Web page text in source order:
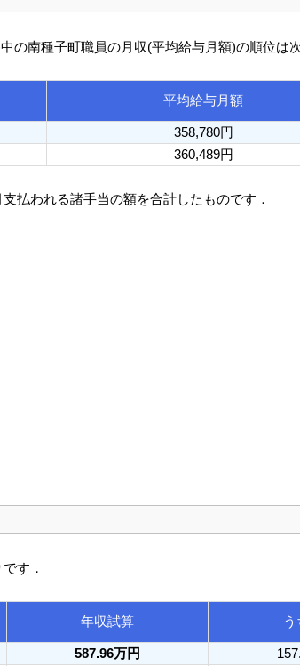
の南種子町職員の月収(平均給与月額)の順位は
平均給与月額
358,780円
360,489円
払われる諸手当の額を合計したものです．
す．
年収試算
587.96万円